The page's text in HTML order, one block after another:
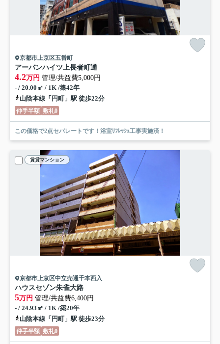
京都市上京区五番町
アーバンハイツ上長者町通
4.2万円 管理/共益費5,000円
- / 20.00㎡ / 1K /築42年
山陰本線「円町」駅 徒歩22分
仲手半額 敷礼0
この価格で2点セパレートです！浴室ﾘﾌﾚｯｼｭ工事実施済！
賃貸マンション
京都市上京区中立売通千本西入
ハウスセゾン朱雀大路
5万円 管理/共益費6,400円
- / 24.93㎡ / 1K /築20年
山陰本線「円町」駅 徒歩23分
仲手半額 敷礼0